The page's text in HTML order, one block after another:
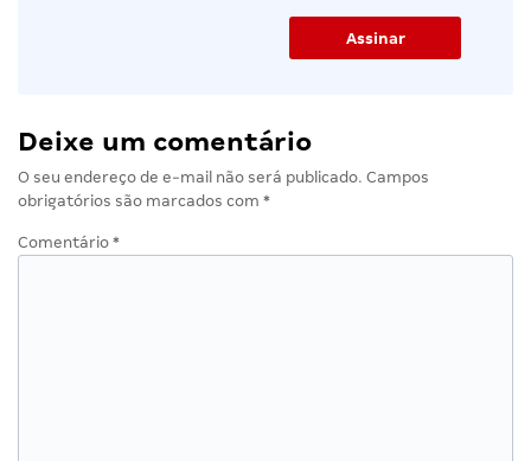
Deixe um comentário
O seu endereço de e-mail não será publicado. Campos
obrigatórios são marcados com *
Comentário *